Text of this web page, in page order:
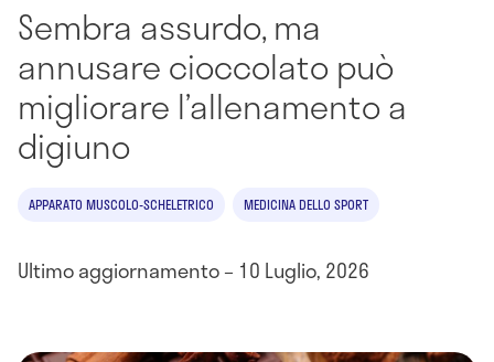
Sembra assurdo, ma
annusare cioccolato può
migliorare l’allenamento a
digiuno
APPARATO MUSCOLO-SCHELETRICO MEDICINA DELLO SPORT
Ultimo aggiornamento – 10 Luglio, 2026